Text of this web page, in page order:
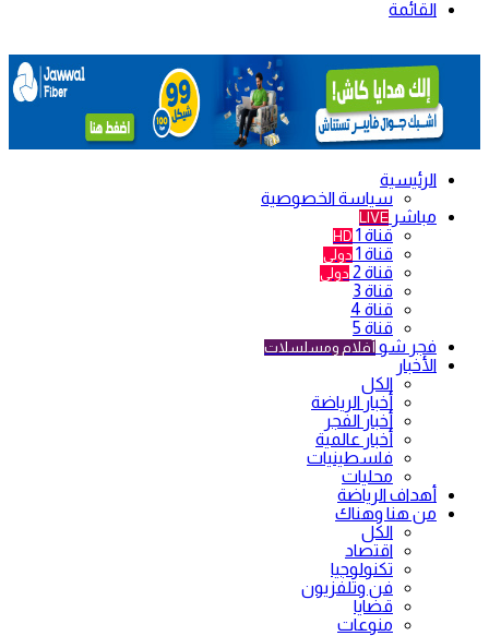
القائمة
الرئيسية
سياسة الخصوصية
مباشر LIVE
قناة 1 HD
قناة 1 دولي
قناة 2 دولي
قناة 3
قناة 4
قناة 5
فجر شو أفلام ومسلسلات
الأخبار
الكل
أخبار الرياضة
أخبار الفجر
أخبار عالمية
فلسطينيات
محليات
أهداف الرياضة
من هنا وهناك
الكل
اقتصاد
تكنولوجيا
فن وتلفزيون
قضايا
منوعات